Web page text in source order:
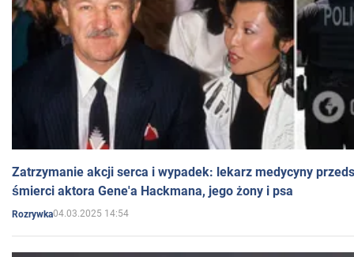
Zatrzymanie akcji serca i wypadek: lekarz medycyny
śmierci aktora Gene'a Hackmana, jego żony i psa
Rozrywka04.03.2025 14:54